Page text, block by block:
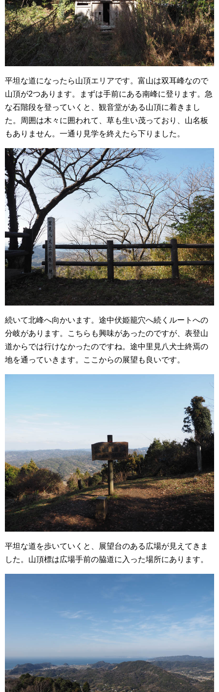
平坦な道になったら山頂エリアです。富山は双耳峰なので
山頂が2つあります。まずは手前にある南峰に登ります。急
な石階段を登っていくと、観音堂がある山頂に着きまし
た。周囲は木々に囲われて、草も生い茂っており、山名板
もありません。一通り見学を終えたら下りました。
続いて北峰へ向かいます。途中伏姫籠穴へ続くルートへの
分岐があります。こちらも興味があったのですが、表登山
道からでは行けなかったのですね。途中里見八犬士終焉の
地を通っていきます。ここからの展望も良いです。
平坦な道を歩いていくと、展望台のある広場が見えてきま
した。山頂標は広場手前の脇道に入った場所にあります。